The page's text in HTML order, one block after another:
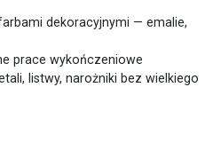
dekoracyjnymi — emalie,
prace wykończeniowe
listwy, narożniki bez wielkiego